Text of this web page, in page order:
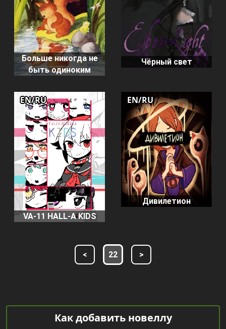
Больше никогда не
быть одиноким
Чёрный свет
VA-11 HALL-A KIDS
EN/RU
Дивилетион
EN/RU
< 22 >
Как добавить новеллу